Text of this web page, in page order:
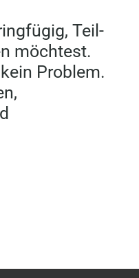
Teil-
möchtest.
Problem.